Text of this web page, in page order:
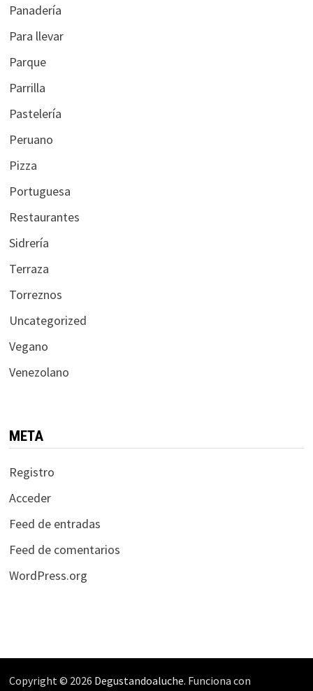
Panadería
Para llevar
Parque
Parrilla
Pastelería
Peruano
Pizza
Portuguesa
Restaurantes
Sidrería
Terraza
Torreznos
Uncategorized
Vegano
Venezolano
META
Registro
Acceder
Feed de entradas
Feed de comentarios
WordPress.org
Copyright © 2026 Degustandoaluche. Funciona con